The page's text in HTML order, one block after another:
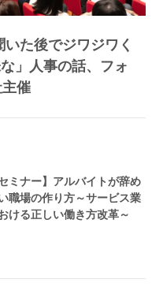
いた後でジワジワく
」人事の話、フォ
催
セミナー】アルバイトが辞め
職場の作り方～サービス業
ける正しい働き方改革～